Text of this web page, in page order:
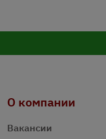
О компании
Вакансии